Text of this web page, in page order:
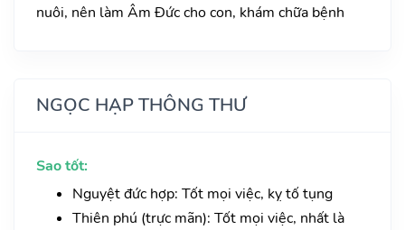
nuôi, nên làm Âm Đức cho con, khám chữa bệnh
NGỌC HẠP THÔNG THƯ
Sao tốt:
Nguyệt đức hợp: Tốt mọi việc, kỵ tố tụng
Thiên phú (trực mãn): Tốt mọi việc, nhất là